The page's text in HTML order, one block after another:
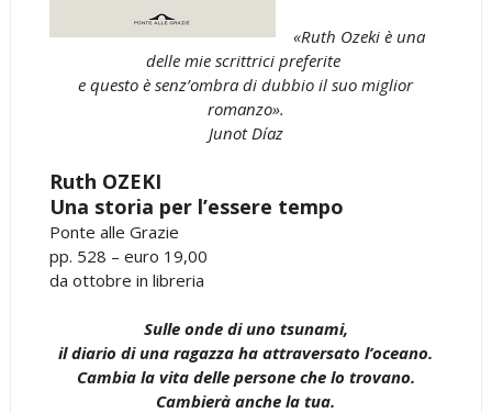
«Ruth Ozeki è una
delle mie scrittrici preferite
e questo è senz’ombra di dubbio il suo miglior
romanzo».
Junot Díaz
Ruth OZEKI
Una storia per l’essere tempo
Ponte alle Grazie
pp. 528 – euro 19,00
da ottobre in libreria
Sulle onde di uno tsunami,
il diario di una ragazza ha attraversato l’oceano.
Cambia la vita delle persone che lo trovano.
Cambierà anche la tua.